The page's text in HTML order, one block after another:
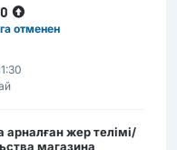
отменен
жер телімі/
магазина